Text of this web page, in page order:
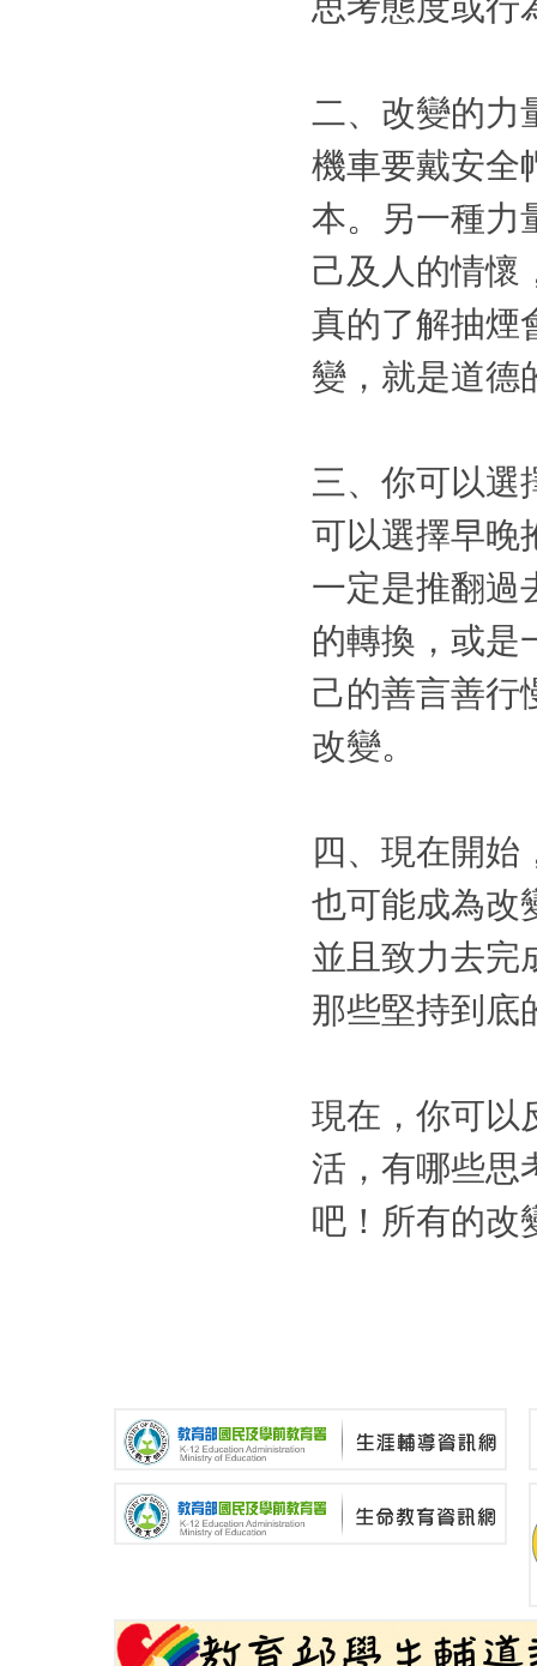
二、改變的力
機車要戴安全
本。另一種力
己及人的情懷
真的了解抽煙
變，就是道德
三、你可以選
可以選擇早晚
一定是推翻過
的轉換，或是
己的善言善行
改變。
四、現在開始
也可能成為改
並且致力去完
那些堅持到底
現在，你可以
活，有哪些思
吧！所有的改